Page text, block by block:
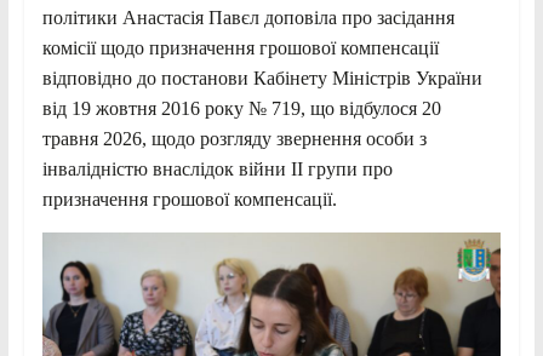
політики Анастасія Павєл доповіла про засідання
комісії щодо призначення грошової компенсації
відповідно до постанови Кабінету Міністрів України
від 19 жовтня 2016 року № 719, що відбулося 20
травня 2026, щодо розгляду звернення особи з
інвалідністю внаслідок війни ІІ групи про
призначення грошової компенсації.